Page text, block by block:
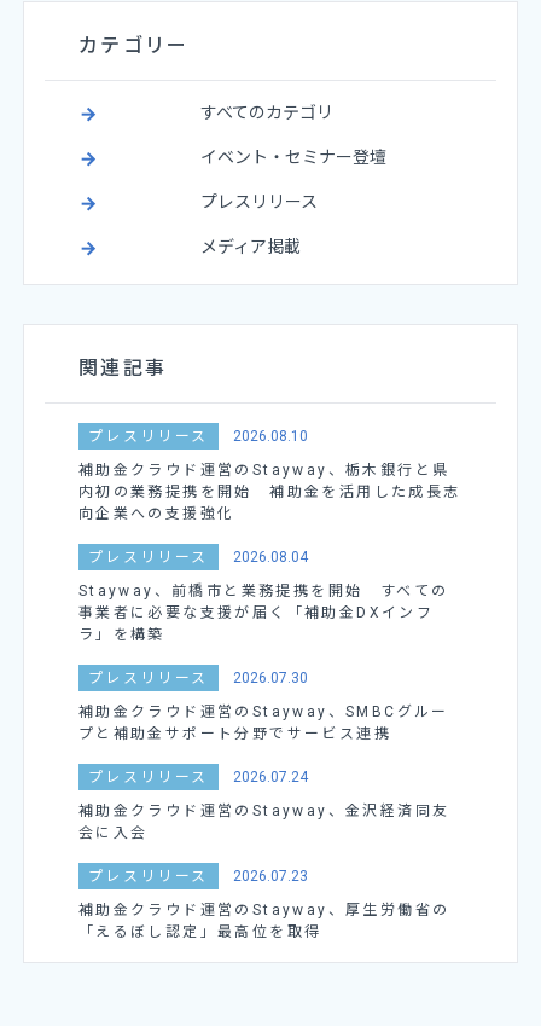
カテゴリー
すべてのカテゴリ
イベント・セミナー登壇
プレスリリース
メディア掲載
関連記事
プレスリリース
2026.08.10
補助金クラウド運営のStayway、栃木銀行と県
内初の業務提携を開始 補助金を活用した成長志
向企業への支援強化
プレスリリース
2026.08.04
Stayway、前橋市と業務提携を開始 すべての
事業者に必要な支援が届く「補助金DXインフ
ラ」を構築
プレスリリース
2026.07.30
補助金クラウド運営のStayway、SMBCグルー
プと補助金サポート分野でサービス連携
プレスリリース
2026.07.24
補助金クラウド運営のStayway、金沢経済同友
会に入会
プレスリリース
2026.07.23
補助金クラウド運営のStayway、厚生労働省の
「えるぼし認定」最高位を取得